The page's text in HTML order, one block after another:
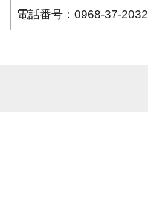
電話番号：0968-37-2032